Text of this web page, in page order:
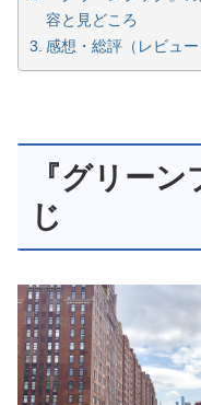
容と見どころ
感想・総評（レビュー
『グリー
じ